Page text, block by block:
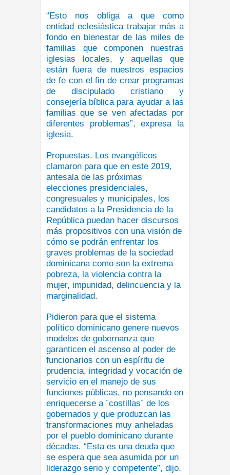
“Esto nos obliga a que como
entidad eclesiástica trabajar más a
fondo en bienestar de las miles de
familias que componen nuestras
iglesias locales, y aquellas que
están fuera de nuestros espacios
de fe con el fin de crear programas
de discipulado cristiano y
consejería bíblica para ayudar a las
familias que se ven afectadas por
diferentes problemas”, expresa la
iglesia.
Propuestas. Los evangélicos
clamaron para que en este 2019,
antesala de las próximas
elecciones presidenciales,
congresuales y municipales, los
candidatos a la Presidencia de la
República puedan hacer discursos
más propositivos con una visión de
cómo se podrán enfrentar los
graves problemas de la sociedad
dominicana como son la extrema
pobreza, la violencia contra la
mujer, impunidad, delincuencia y la
marginalidad.
Pidieron para que el sistema
político dominicano genere nuevos
modelos de gobernanza que
garanticen el ascenso al poder de
funcionarios con un espíritu de
prudencia, integridad y vocación de
servicio en el manejo de sus
funciones públicas, no pensando en
enriquecerse a ¨costillas¨ de los
gobernados y que produzcan las
transformaciones muy anheladas
por el pueblo dominicano durante
décadas. “Esta es una deuda que
se espera que sea asumida por un
liderazgo serio y competente”, dijo.